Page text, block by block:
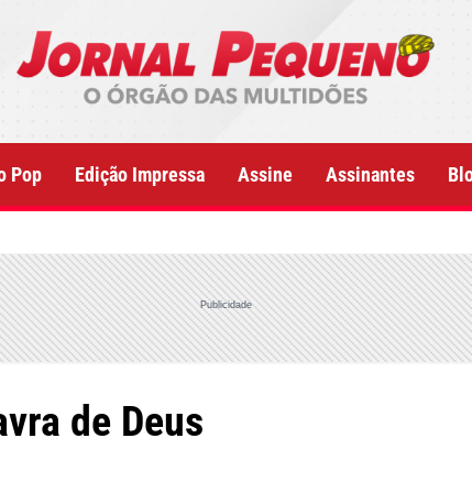
Pop Edição Impressa Assine Assinantes
Publicidade
de Deus